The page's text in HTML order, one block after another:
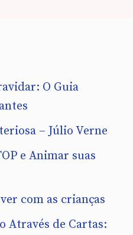
O Guia
– Júlio Verne
e Animar suas
com as crianças
Através de Cartas: